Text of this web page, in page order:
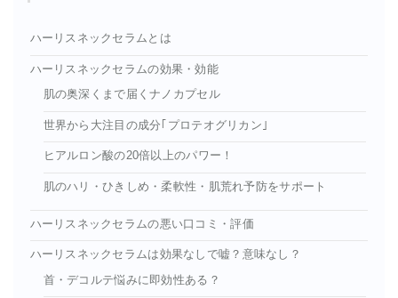
ハーリスネックセラムとは
ハーリスネックセラムの効果・効能
肌の奥深くまで届くナノカプセル
世界から大注目の成分｢プロテオグリカン｣
ヒアルロン酸の20倍以上のパワー！
肌のハリ・ひきしめ・柔軟性・肌荒れ予防をサポート
ハーリスネックセラムの悪い口コミ・評価
ハーリスネックセラムは効果なしで嘘？意味なし？
首・デコルテ悩みに即効性ある？